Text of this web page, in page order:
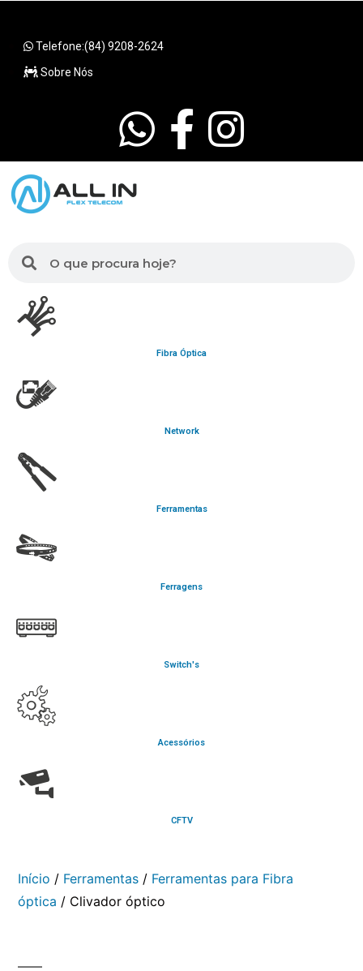
Telefone:(84) 9208-2624
Sobre Nós
Fibra Óptica
Network
Ferramentas
Ferragens
Switch's
Acessórios
CFTV
Início / Ferramentas / Ferramentas para Fibra
óptica / Clivador óptico